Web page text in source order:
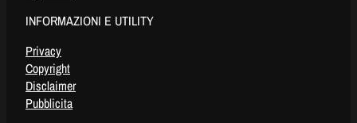
INFORMAZIONI E UTILITY
Privacy
Copyright
Disclaimer
Pubblicita